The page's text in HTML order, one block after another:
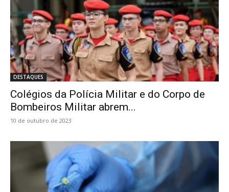
DESTAQUES
Colégios da Polícia Militar e do Corpo de
Bombeiros Militar abrem...
10 de outubro de 2023